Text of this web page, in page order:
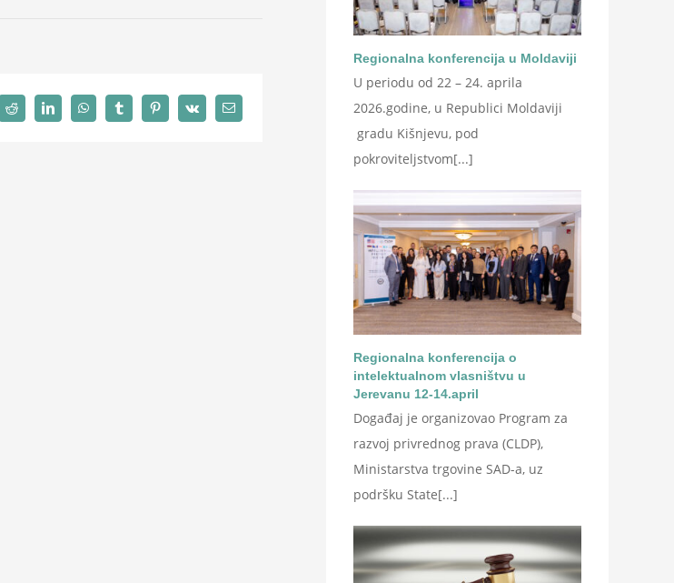
Regionalna konferencija u Moldaviji
U periodu od 22 – 24. aprila
2026.godine, u Republici Moldaviji
gradu Kišnjevu, pod
pokroviteljstvom[...]
Regionalna konferencija o
intelektualnom vlasništvu u
Jerevanu 12-14.april
Događaj je organizovao Program za
razvoj privrednog prava (CLDP),
Ministarstva trgovine SAD-a, uz
podršku State[...]